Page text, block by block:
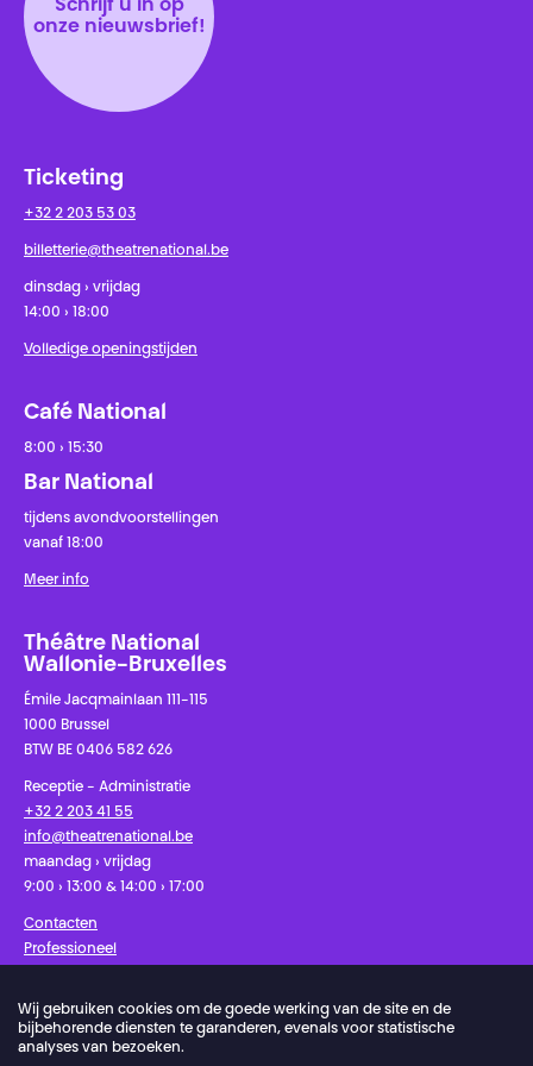
Schrijf u in op
onze nieuwsbrief!
Ticketing
+32 2 203 53 03
billetterie@theatrenational.be
dinsdag › vrijdag
14:00 › 18:00
Volledige openingstijden
Café National
8:00 › 15:30
Bar National
tijdens avondvoorstellingen
vanaf 18:00
Meer info
Théâtre National
Wallonie-Bruxelles
Émile Jacqmainlaan 111-115
1000 Brussel
BTW BE 0406 582 626
Receptie - Administratie
+32 2 203 41 55
info@theatrenational.be
maandag › vrijdag
9:00 › 13:00 & 14:00 › 17:00
Contacten
Professioneel
FacebookInstagramSchrijf u in op onze nieuwsbrief!
Wij gebruiken cookies om de goede werking van de site en de
bijbehorende diensten te garanderen, evenals voor statistische
analyses van bezoeken.